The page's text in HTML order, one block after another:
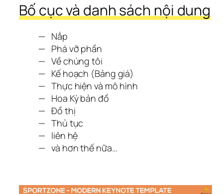
Bố cục và danh sách nội dung
Nắp
Phá vỡ phần
Về chúng tôi
Kế hoạch (Bảng giá)
Thực hiện và mô hình
Hoa Kỳ bản đồ
Đồ thị
Thủ tục
liên hệ
và hơn thế nữa…